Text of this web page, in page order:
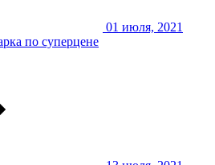
01 июля, 2021
по суперцене